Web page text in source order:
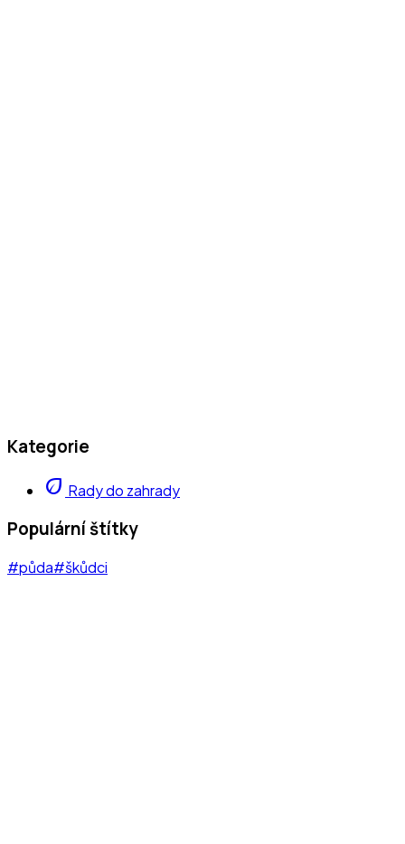
Kategorie
eco Rady do zahrady
Populární štítky
#půda#škůdci